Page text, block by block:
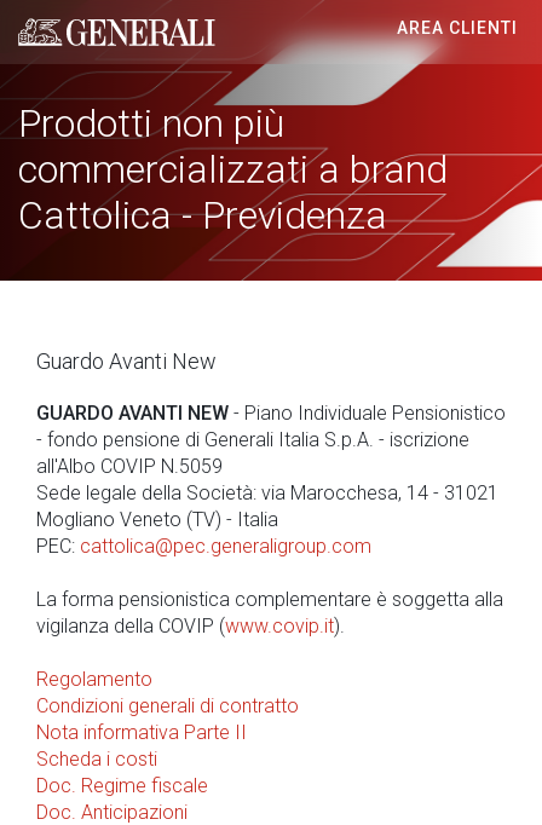
Generali logo
AREA CLIENTI
Prodotti non più
commercializzati a brand
Cattolica - Previdenza
Guardo Avanti New
GUARDO AVANTI NEW - Piano Individuale Pensionistico
- fondo pensione di Generali Italia S.p.A. - iscrizione
all'Albo COVIP N.5059
Sede legale della Società: via Marocchesa, 14 - 31021
Mogliano Veneto (TV) - Italia
PEC: cattolica@pec.generaligroup.com
La forma pensionistica complementare è soggetta alla
vigilanza della COVIP (www.covip.it).
Regolamento
Condizioni generali di contratto
Nota informativa Parte II
Scheda i costi
Doc. Regime fiscale
Doc. Anticipazioni